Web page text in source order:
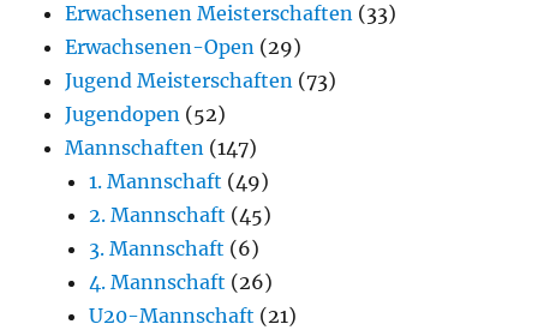
Erwachsenen Meisterschaften (33)
Erwachsenen-Open (29)
Jugend Meisterschaften (73)
Jugendopen (52)
Mannschaften (147)
1. Mannschaft (49)
2. Mannschaft (45)
3. Mannschaft (6)
4. Mannschaft (26)
U20-Mannschaft (21)